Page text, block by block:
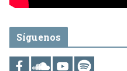
Síguenos